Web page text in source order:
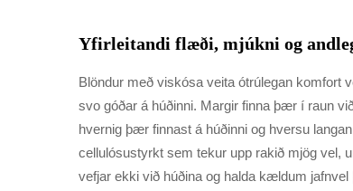
Yfirleitandi flæði, mjúkni og
Blöndur með viskósa veita ótrúlegan
svo góðar á húðinni. Margir finna þær í raun
hvernig þær finnast á húðinni og hversu
cellulósustyrkt sem tekur upp rakið mjög vel,
vefjar ekki við húðina og halda kældum